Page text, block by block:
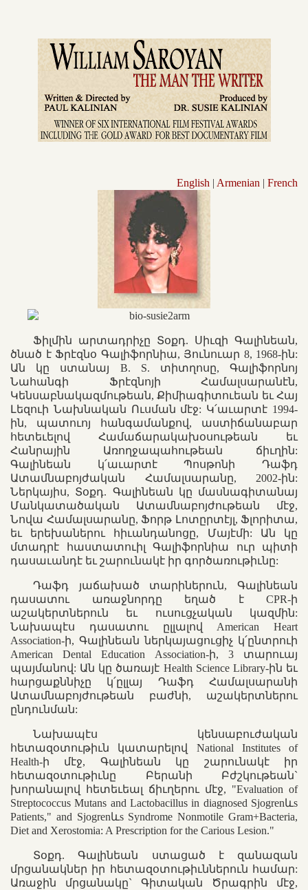
English | Armenian | French
Ֆիլմին արտադրիչը Տօքդ. Սիւզի Գալինեան,
ծնած է Ֆրէզնօ Գալիֆորնիա, Յունուար 8, 1968-ին:
Ան կը ստանայ B. S. տիտղոսը, Գալիֆորնոյ
Նահանգի Ֆրէզնոյի Համալսարանէն,
Կենսաբնակազմութեան, Քիմիագիտուեան եւ Հայ
Լեզուի Նախնական Ուսման մէջ: Կ՛աւարտէ 1994-
ին, պատուոյ հանգամանքով, աստիճանաբար
հետեւելով Համաճարակախօսութեան եւ
Հանրային Առողջապահութեան ճիւղին:
Գալինեան կ՛աւարտէ Պոսթոնի Դաֆդ
Ատամնաբոյժական Համալսարանը, 2002-ին:
Ներկայիս, Տօքդ. Գալինեան կը մասնագիտանայ
Մանկատածական Ատամնաբոյժութեան մէջ,
Նովա Համալսարանը, Ֆորթ Լոտըրտէյլ, Ֆլորիտա,
եւ երեխաներու հիւանդանոցը, Մայէմի: Ան կը
մտադրէ հաստատուիլ Գալիֆորնիա ուր պիտի
դասաւանդէ եւ շարունակէ իր գործառութիւնը:
Դաֆդ յաճախած տարիներուն, Գալինեան
դասատու առաջնորդը եղած է CPR-ի
աշակերտներուն եւ ուսուցչական կազմին:
Նախապէս դասատու ըլլալով American Heart
Association-ի, Գալինեան ներկայացուցիչ կ՛ընտրուի
American Dental Education Association-ի, 3 տարուայ
պայմանով: Ան կը ծառայէ Health Science Library-ին եւ
հարցաքննիչը կ՛ըլլայ Դաֆդ Համալսարանի
Ատամնաբոյժութեան բաժնի, աշակերտներու
ընդունման:
Նախապէս կենսաբուժական
հետազօտութիւն կատարելով National Institutes of
Health-ի մէջ, Գալինեան կը շարունակէ իր
հետազօտութիւնը Բերանի Բժշկութեան`
խորանալով հետեւեալ ճիւղերու մէջ, "Evaluation of
Streptococcus Mutans and Lactobacillus in diagnosed Sjogrenևs
Patients," and Sjogrenևs Syndrome Nonmotile Gram+Bacteria,
Diet and Xerostomia: A Prescription for the Carious Lesion."
Տօքդ. Գալինեան ստացած է զանազան
մրցանակներ իր հետազօտութիւններուն համար:
Առաջին մրցանակը` Գիտական Ծրագրին մէջ,